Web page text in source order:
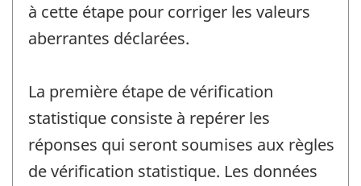
à cette étape pour corriger les valeurs
aberrantes déclarées.
La première étape de vérification
statistique consiste à repérer les
réponses qui seront soumises aux règles
de vérification statistique. Les données